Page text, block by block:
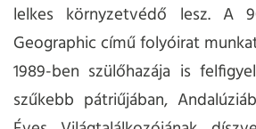
lelkes környzetvédő lesz. A
Geographic című folyóirat
1989-ben szülőhazája is
szűkebb pátriűjában,